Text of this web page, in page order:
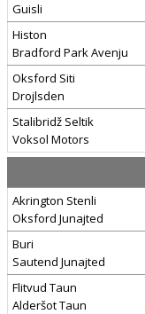
Guisli
Histon
Bradford Park Avenju
Oksford Siti
Drojlsden
Stalibridž Seltik
Voksol Motors
Akrington Stenli
Oksford Junajted
Buri
Sautend Junajted
Flitvud Taun
Alderšot Taun